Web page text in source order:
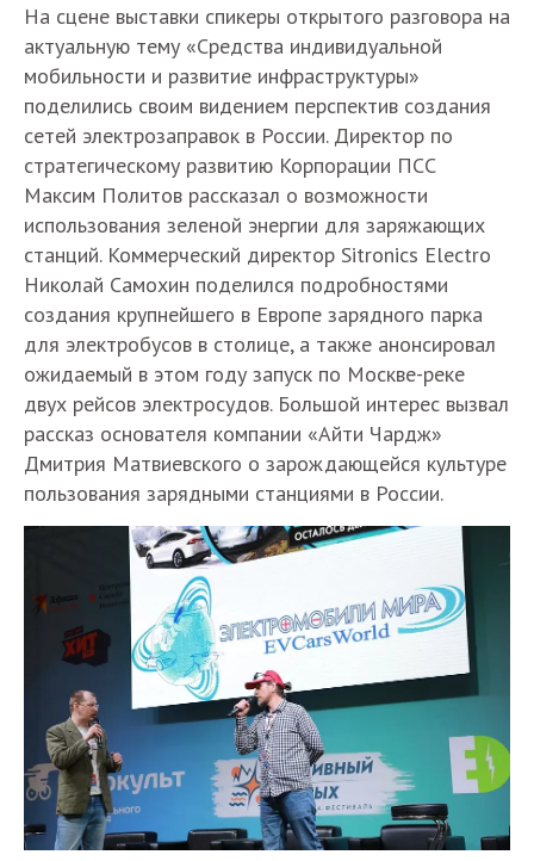
На сцене выставки спикеры открытого разговора на
актуальную тему «Средства индивидуальной
мобильности и развитие инфраструктуры»
поделились своим видением перспектив создания
сетей электрозаправок в России. Директор по
стратегическому развитию Корпорации ПСС
Максим Политов рассказал о возможности
использования зеленой энергии для заряжающих
станций. Коммерческий директор Sitronics Electro
Николай Самохин поделился подробностями
создания крупнейшего в Европе зарядного парка
для электробусов в столице, а также анонсировал
ожидаемый в этом году запуск по Москве-реке
двух рейсов электросудов. Большой интерес вызвал
рассказ основателя компании «Айти Чардж»
Дмитрия Матвиевского о зарождающейся культуре
пользования зарядными станциями в России.